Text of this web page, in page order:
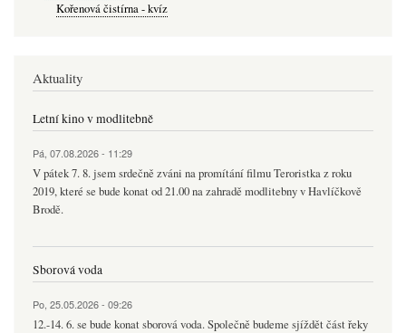
Kořenová čistírna - kvíz
Aktuality
Letní kino v modlitebně
Pá, 07.08.2026 - 11:29
V pátek 7. 8. jsem srdečně zváni na promítání filmu Teroristka z roku
2019, které se bude konat od 21.00 na zahradě modlitebny v Havlíčkově
Brodě.
Sborová voda
Po, 25.05.2026 - 09:26
12.-14. 6. se bude konat sborová voda. Společně budeme sjíždět část řeky